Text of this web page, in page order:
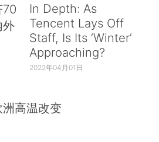
70
外
In Depth: As
Tencent Lays Off
Staff, Is Its ‘Winter’
Approaching?
2022年04月01日
高温改变